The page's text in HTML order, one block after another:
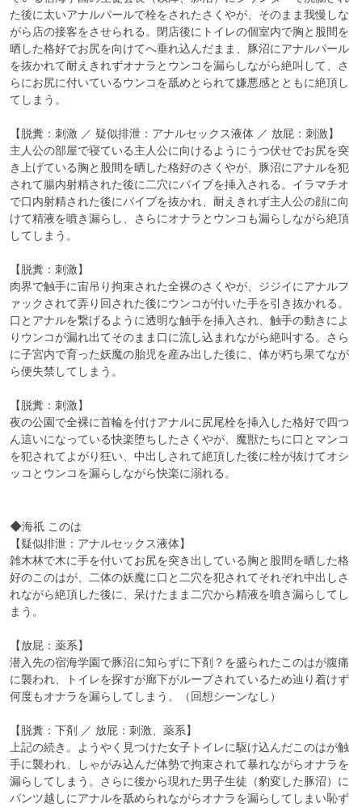
た後に太いアナルパールで栓をされたさくやが、そのまま我慢しな
がら店の接客をさせられる。閉店後にトイレの個室内で胸と股間を
晒した格好でお尻を向けてへ垂れ込んだまま、豚沼にアナルパール
を抜かれて耐えきれずオナラとウンコを漏らしながら絶叫して、さ
らにお尻に付いているウンコを舐めとられて嫌悪感とともに絶頂し
てしまう。
【脱糞：刺激 ／ 疑似排泄：アナルセックス液体 ／ 放屁：刺激】
主人公の部屋で寝ている主人公に向けるようにうつ伏せでお尻を突
き上げている胸と股間を晒した格好のさくやが、豚沼にアナルを犯
されて腸内射精された後に二穴にバイブを挿入される。イラマチオ
で口内射精された後にバイブを抜かれ、耐えきれず主人公の顔に向
けて精液を噴き漏らし、さらにオナラとウンコも漏らしながら絶頂
してしまう。
【脱糞：刺激】
肉界で触手に宙吊り拘束された全裸のさくやが、ジジイにアナルフ
ァックされて弄り回された後にウンコが付いた手を引き抜かれる。
口とアナルを繋げるように透明な触手を挿入され、触手の動きによ
りウンコが漏れ出てそのまま口に流し込まれながら絶叫する。さら
に子宮内で育った妖魔の胎児を産み出した後に、体が朽ち果てなが
ら便失禁してしまう。
【脱糞：刺激】
夜の公園で全裸に首輪を付けアナルに尻尾栓を挿入した格好で四つ
ん這いになっている快楽堕ちしたさくやが、魔獣たちに口とマンコ
を犯されてよがり狂い、中出しされて絶頂した後に栓が抜けてオシ
ッコとウンコを漏らしながら快楽に溺れる。
◆海祇 このは
【疑似排泄：アナルセックス液体】
雑木林で木に手を付いてお尻を突き出している胸と股間を晒した格
好のこのはが、二体の妖魔に口と二穴を犯されてそれぞれ中出しさ
れながら絶頂した後に、呆けたまま二穴から精液を噴き漏らしてし
まう。
【放屁：薬系】
潜入先の宿海学園で豚沼に知らずに下剤？を盛られたこのはが腹痛
に襲われ、トイレを探すが廊下がループされているため辿り着けず
何度もオナラを漏らしてしまう。（回想シーンなし）
【脱糞：下剤 ／ 放屁：刺激、薬系】
上記の続き。ようやく見つけた女子トイレに駆け込んだこのはが触
手に襲われ、しゃがみ込んだ体勢で拘束されて暴れながらオナラを
漏らしてしまう。さらに後から現れた男子生徒（豹変した豚沼）に
パンツ越しにアナルを舐められながらオナラを漏らしてしまい恥ず